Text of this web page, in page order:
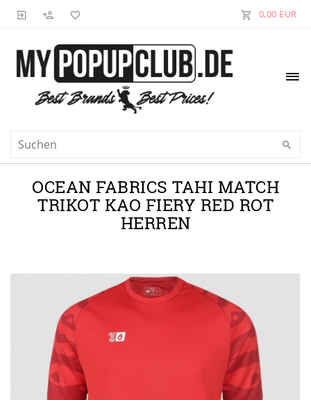
0,00 EUR
OCEAN FABRICS TAHI MATCH
TRIKOT KAO FIERY RED ROT
HERREN